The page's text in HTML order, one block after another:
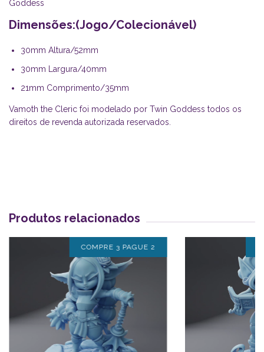
Goddess
Dimensões:(Jogo/Colecionável)
30mm Altura/52mm
30mm Largura/40mm
21mm Comprimento/35mm
Vamoth the Cleric foi modelado por Twin Goddess todos os
direitos de revenda autorizada reservados.
Produtos relacionados
COMPRE 3 PAGUE 2